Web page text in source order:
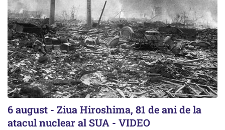
6 august - Ziua Hiroshima, 81 de ani de la
atacul nuclear al SUA - VIDEO